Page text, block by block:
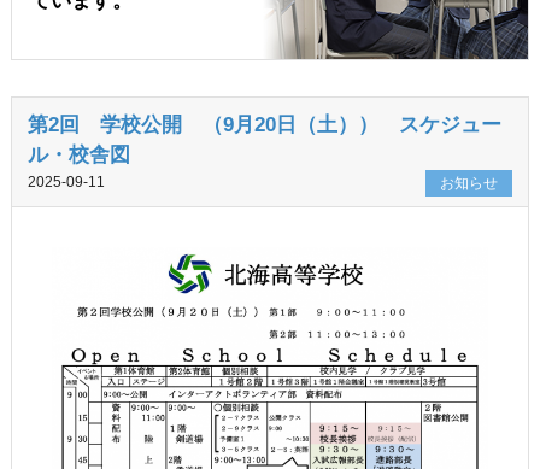
第2回 学校公開 （9月20日（土）） スケジュー
ル・校舎図
2025-09-11 お知らせ